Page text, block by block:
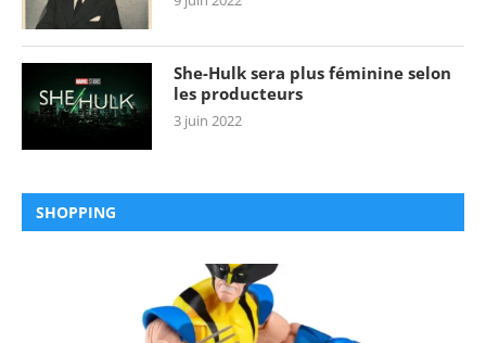
She-Hulk sera plus féminine selon
les producteurs
3 juin 2022
SHOPPING